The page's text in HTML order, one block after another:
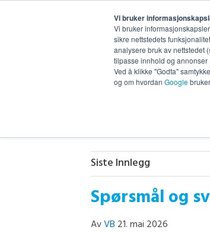
Vi bruker
Vi bruker
sikre nettstedets
analysere bruk av nettstedet
tilpasse innhold og annonser
Ved å klikke "Godta"
og om hvordan Google
Siste Innlegg
Spørsmål og
AvVB 21. mai 2026